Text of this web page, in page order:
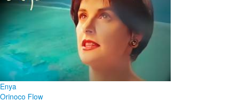
Enya
Orinoco Flow